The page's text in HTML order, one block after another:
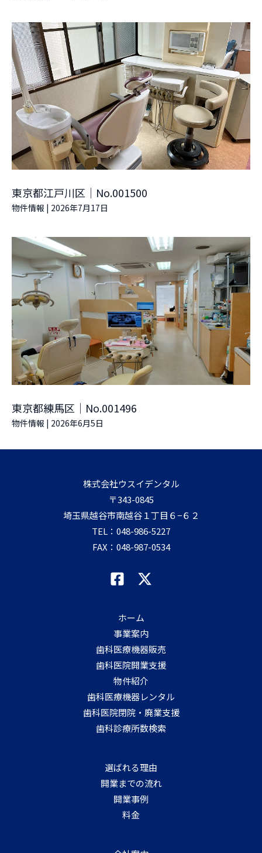
東京都江戸川区｜No.001500
物件情報 | 2026年7月17日
東京都練馬区｜No.001496
物件情報 | 2026年6月5日
株式会社ウスイデンタル
〒343-0845
埼玉県越谷市南越谷１丁目６−６２
TEL： 048-986-5227
FAX：048-987-0534
ホーム
事業案内
歯科医療機器販売
歯科医院開業支援
物件紹介
歯科医療機器レンタル
歯科医院閉院・廃業支援
歯科診療所数検索
選ばれる理由
開業までの流れ
開業事例
料金